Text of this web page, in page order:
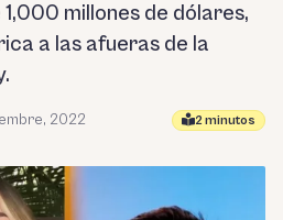
millones de dólares,
a las afueras de la
2022 2 minutos